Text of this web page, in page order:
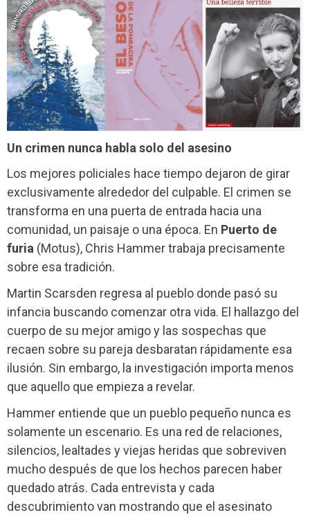
Un crimen nunca habla solo del asesino
Los mejores policiales hace tiempo dejaron de girar
exclusivamente alrededor del culpable. El crimen se
transforma en una puerta de entrada hacia una
comunidad, un paisaje o una época. En Puerto de
furia (Motus), Chris Hammer trabaja precisamente
sobre esa tradición.
Martin Scarsden regresa al pueblo donde pasó su
infancia buscando comenzar otra vida. El hallazgo del
cuerpo de su mejor amigo y las sospechas que
recaen sobre su pareja desbaratan rápidamente esa
ilusión. Sin embargo, la investigación importa menos
que aquello que empieza a revelar.
Hammer entiende que un pueblo pequeño nunca es
solamente un escenario. Es una red de relaciones,
silencios, lealtades y viejas heridas que sobreviven
mucho después de que los hechos parecen haber
quedado atrás. Cada entrevista y cada
descubrimiento van mostrando que el asesinato